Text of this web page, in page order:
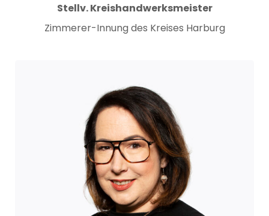
Stellv. Kreishandwerksmeister​
Zimmerer-Innung des Kreises Harburg